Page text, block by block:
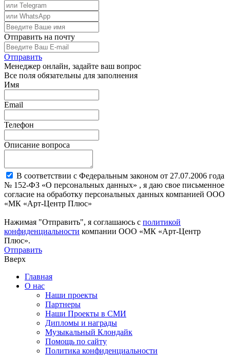
Отправить на почту
Отправить
Менеджер онлайн, задайте ваш вопрос
Все поля обязательны для заполнения
Имя
Email
Телефон
Описание вопроса
В соответствии с Федеральным законом от 27.07.2006 года
№ 152-ФЗ «О персональных данных» , я даю свое письменное
согласие на обработку персональных данных компанией ООО
«МК «Арт-Центр Плюс»
Нажимая "Отправить", я соглашаюсь с политикой
конфиденциальности компании ООО «МК «Арт-Центр
Плюс».
Отправить
Вверх
Главная
О нас
Наши проекты
Партнеры
Наши Проекты в СМИ
Дипломы и награды
Музыкальный Клондайк
Помощь по сайту
Политика конфиденциальности